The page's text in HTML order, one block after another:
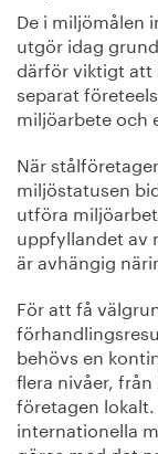
De i miljömålen
utgör idag
därför viktigt att
separat
miljöarbete och
När
miljöstatusen
utföra
uppfyllandet av
är avhängig
För att få
behövs en
flera nivåer,
företagen
internationella